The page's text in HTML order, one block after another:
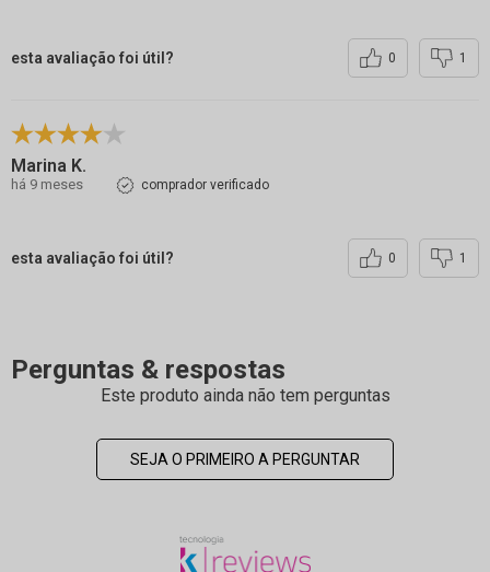
esta avaliação foi útil? 0 1
Marina K.
há 9 meses comprador verificado
esta avaliação foi útil? 0 1
Perguntas & respostas
Este produto ainda não tem perguntas
SEJA O PRIMEIRO A PERGUNTAR